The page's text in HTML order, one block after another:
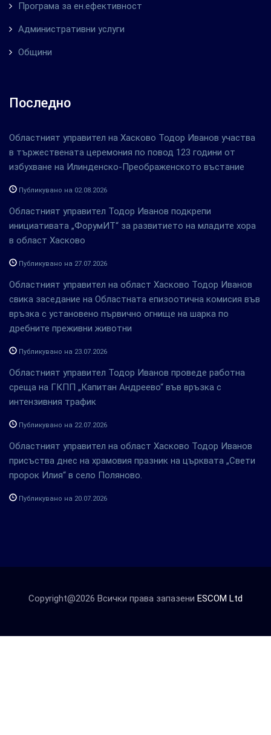
Програма за ен.ефективност
Административни услуги
Общини
Последно
Областният управител на Хасково Тодор Иванов участва
в тържествената церемония по повод 123 години от
избухване на Илинденско-Преображенското въстание
Публикувано на 02.08.2026
Областният управител Тодор Иванов подкрепи
инициативата „ФорумИТ“ за развитието на младите хора
в област Хасково
Публикувано на 27.07.2026
Областният управител на област Хасково Тодор Иванов
свика заседание на Областната епизоотична комисия във
връзка с установено първично огнище на шарка по
дребните преживни животни
Публикувано на 23.07.2026
Областният управител Тодор Иванов проведе работна
среща на ГКПП „Капитан Андреево“ във връзка с
интензивния трафик
Публикувано на 22.07.2026
Областният управител на област Хасково Тодор Иванов
присъства днес на храмовия празник на църквата „Свети
пророк Илия“ в село Поляново.
Публикувано на 20.07.2026
Copyright@2026 Всички права запазени ESCOM Ltd